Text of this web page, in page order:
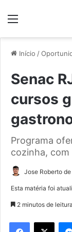
Início /
Senac
cursos
Programa
cozinha, com
Jose Roberto
Esta matéria foi
2 minutos de leitura